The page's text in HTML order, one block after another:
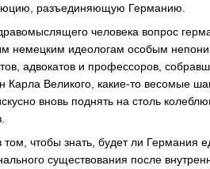
разъединяющую Германию.
человека вопрос
немецким идеологам особым
адвокатов и профессоров,
Карла Великого, какие-то весомые
вновь поднять на столь
чтобы знать, будет ли Германия
существования после